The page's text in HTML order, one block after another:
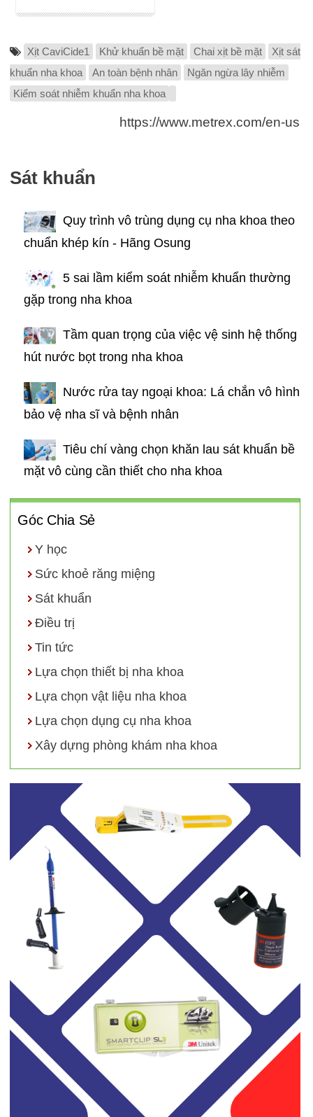
Xịt CaviCide1 Khử khuẩn bề mặt Chai xịt bề mặt
Xịt sát
khuẩn nha khoa
An toàn bệnh nhân
Ngăn ngừa lây nhiễm
Kiểm soát nhiễm khuẩn nha khoa
https://www.metrex.com/en-us
Sát khuẩn
Quy trình vô trùng dụng cụ nha khoa theo
chuẩn khép kín - Hãng Osung
5 sai lầm kiểm soát nhiễm khuẩn thường
gặp trong nha khoa
Tầm quan trọng của việc vệ sinh hệ thống
hút nước bọt trong nha khoa
Nước rửa tay ngoại khoa: Lá chắn vô hình
bảo vệ nha sĩ và bệnh nhân
Tiêu chí vàng chọn khăn lau sát khuẩn bề
mặt vô cùng cần thiết cho nha khoa
Góc Chia Sẻ
Y học
Sức khoẻ răng miệng
Sát khuẩn
Điều trị
Tin tức
Lựa chọn thiết bị nha khoa
Lựa chọn vật liệu nha khoa
Lựa chọn dụng cụ nha khoa
Xây dựng phòng khám nha khoa